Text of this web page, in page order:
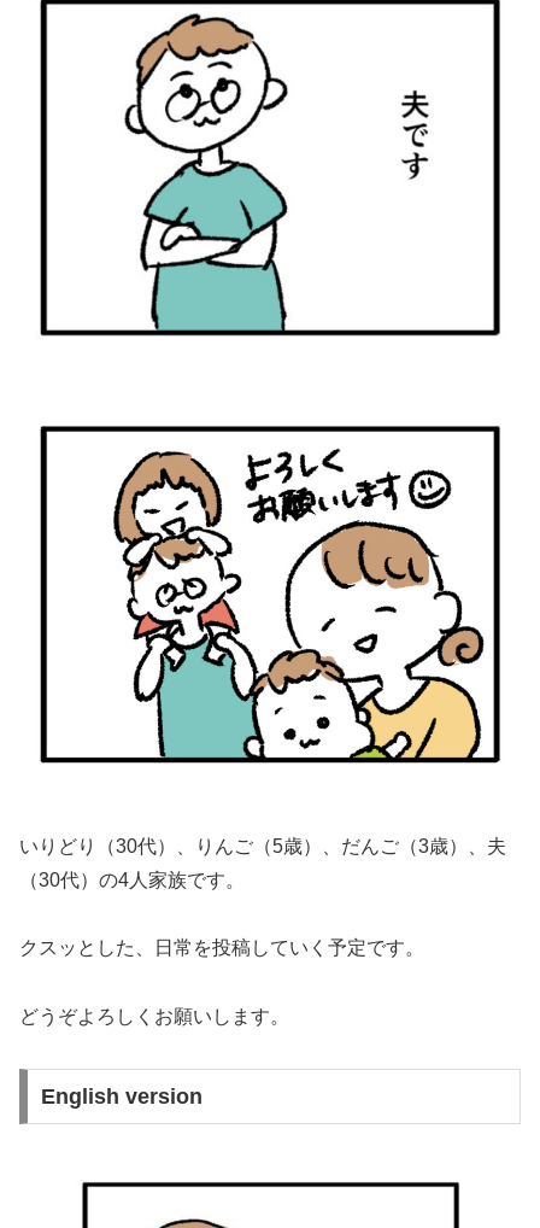
いりどり（30代）、りんご（5歳）、だんご（3歳）、夫
（30代）の4人家族です。
クスッとした、日常を投稿していく予定です。
どうぞよろしくお願いします。
English version